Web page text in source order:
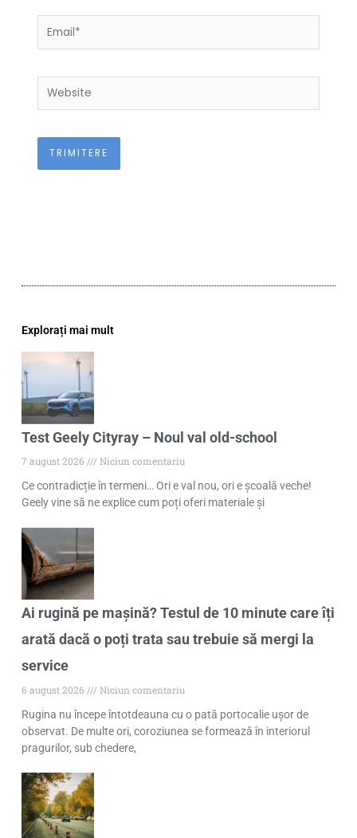
Email*
Website
Explorați mai mult
Test Geely Cityray – Noul val old-school
7 august 2026
Niciun comentariu
Ce contradicție în termeni… Ori e val nou, ori e școală veche!
Geely vine să ne explice cum poți oferi materiale și
Ai rugină pe mașină? Testul de 10 minute care îți
arată dacă o poți trata sau trebuie să mergi la
service
6 august 2026
Niciun comentariu
Rugina nu începe întotdeauna cu o pată portocalie ușor de
observat. De multe ori, coroziunea se formează în interiorul
pragurilor, sub chedere,